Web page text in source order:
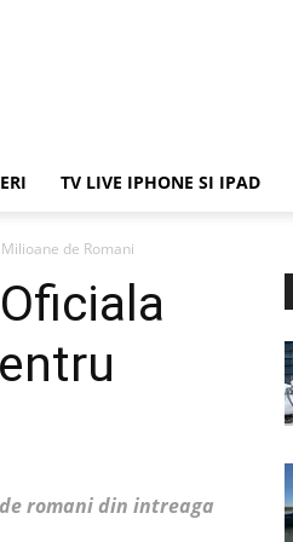
TV LIVE IPHONE SI IPAD
de Romani
romani din intreaga